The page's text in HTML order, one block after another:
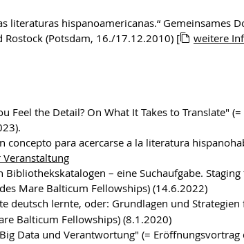
literaturas hispanoamericanas.“ Gemeinsames
(Potsdam, 16./17.12.2010) [
weitere
Feel the Detail? On What It Takes to Translate" (=
concepto para acercarse a la literatura
Veranstaltung
– eine Suchaufgabe.
Mare Balticum Fellowships) (14.6.2022)
deutsch lernte, oder: Grundlagen und Strategien
Balticum Fellowships) (8.1.2020)
Data und Verantwortung" (= Eröffnungsvortrag